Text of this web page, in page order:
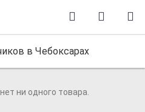
в Чебоксарах
ни одного товара.